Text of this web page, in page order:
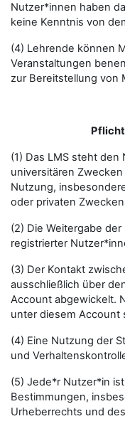
Nutzer*innen haben
keine Kenntnis von
(4) Lehrende können
Veranstaltungen
zur Bereitstellung von
(1) Das LMS steht
universitären
Nutzung,
oder privaten
(2) Die Weitergabe
registrierter
(3) Der Kontakt
ausschließlich über
Account abgewickelt.
unter diesem Account
(4) Eine Nutzung der
und
(5) Jede*r Nutzer*in
Bestimmungen,
Urheberrechts und